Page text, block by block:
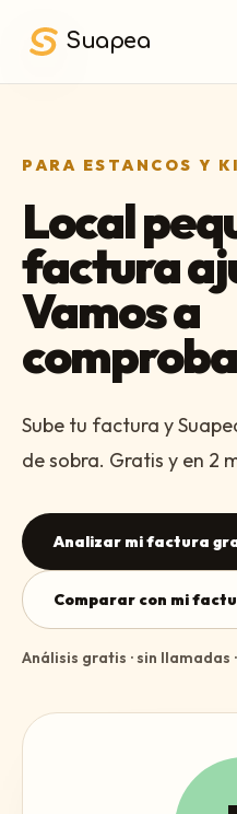
Suapea
PARA ESTANCOS Y
Local
factura
Vamos a
Sube tu factura y
de sobra. Gratis y en 2
Analizar mi factura
Comparar con mi
Análisis gratis · sin llamadas